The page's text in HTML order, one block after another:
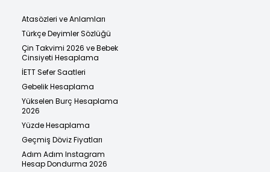
Atasözleri ve Anlamları
Türkçe Deyimler Sözlüğü
Çin Takvimi 2026 ve Bebek
Cinsiyeti Hesaplama
İETT Sefer Saatleri
Gebelik Hesaplama
Yükselen Burç Hesaplama
2026
Yüzde Hesaplama
Geçmiş Döviz Fiyatları
Adım Adım Instagram
Hesap Dondurma 2026